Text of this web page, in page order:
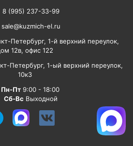
8 (995) 237-33-99
sale@kuzmich-el.ru
Петербург, 1-й верхний переулок,
12в, офис 122
Петербург, 1-ый верхний переулок,
10к3
Пн-Пт 9:00 - 18:00
Сб-Вс Выходной